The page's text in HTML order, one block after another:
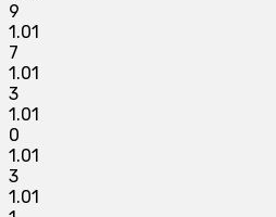
9
1.01
7
1.01
3
1.01
0
1.01
3
1.01